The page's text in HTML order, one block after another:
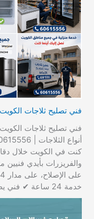
فني تصليح ثلاجات الكويت 24 ساعة
كنت في الكويت خلال
والفريزرات بأيدي
خدمة 24 ساعة ✔ فني يصل خلال 30 دقيقة…